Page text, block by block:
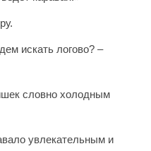
искать логово? –
словно холодным
увлекательным и